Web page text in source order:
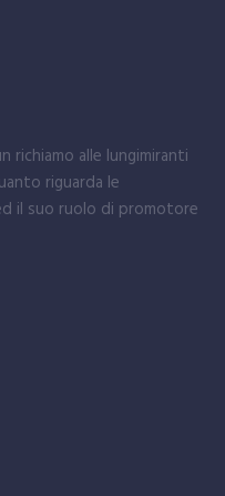
richiamo alle lungimiranti
riguarda le
il suo ruolo di promotore